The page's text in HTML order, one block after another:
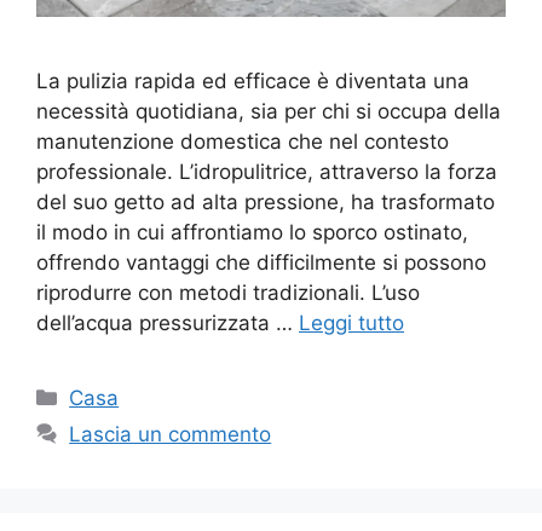
La pulizia rapida ed efficace è diventata una
necessità quotidiana, sia per chi si occupa della
manutenzione domestica che nel contesto
professionale. L’idropulitrice, attraverso la forza
del suo getto ad alta pressione, ha trasformato
il modo in cui affrontiamo lo sporco ostinato,
offrendo vantaggi che difficilmente si possono
riprodurre con metodi tradizionali. L’uso
dell’acqua pressurizzata … Leggi tutto
Categorie
Casa
Lascia un commento